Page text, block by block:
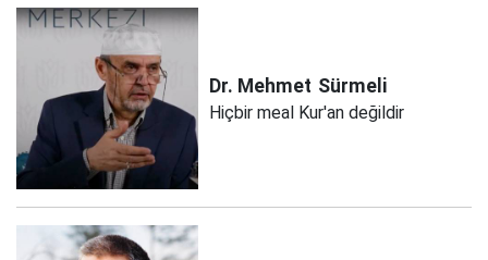
Dr. Mehmet Sürmeli
Hiçbir meal Kur'an değildir